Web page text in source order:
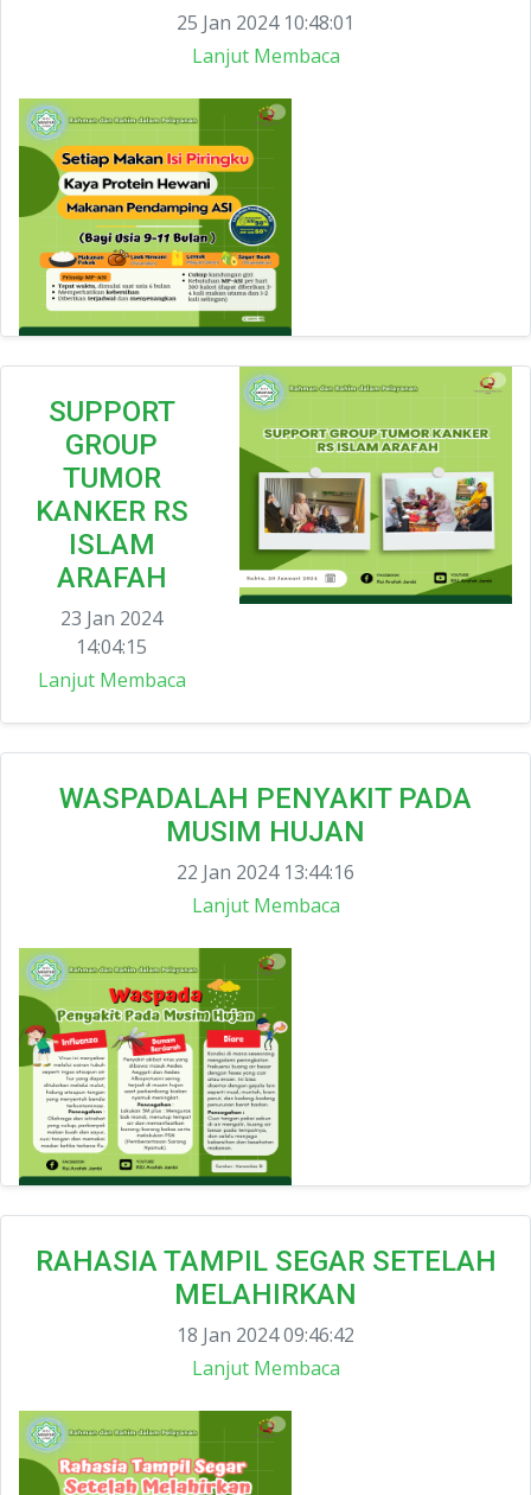
25 Jan 2024 10:48:01
Lanjut Membaca
SUPPORT
GROUP
TUMOR
KANKER RS
ISLAM
ARAFAH
23 Jan 2024
14:04:15
Lanjut Membaca
WASPADALAH PENYAKIT PADA
MUSIM HUJAN
22 Jan 2024 13:44:16
Lanjut Membaca
RAHASIA TAMPIL SEGAR SETELAH
MELAHIRKAN
18 Jan 2024 09:46:42
Lanjut Membaca